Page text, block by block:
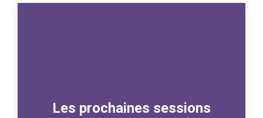
Les prochaines sessions